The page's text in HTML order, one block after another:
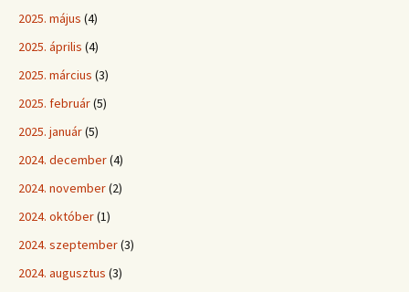
2025. május (4)
2025. április (4)
2025. március (3)
2025. február(5)
2025. január(5)
2024. december(4)
2024. november(2)
2024. október(1)
2024. szeptember(3)
2024. augusztus (3)